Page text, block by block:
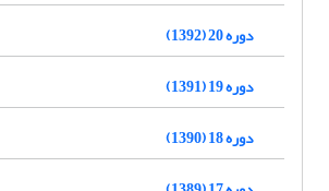
دوره 20 (1392)
دوره 19 (1391)
دوره 18 (1390)